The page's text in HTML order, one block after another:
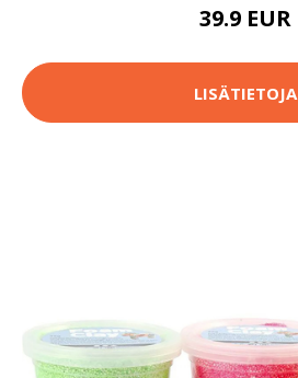
39.9 EUR
LISÄTIETOJA